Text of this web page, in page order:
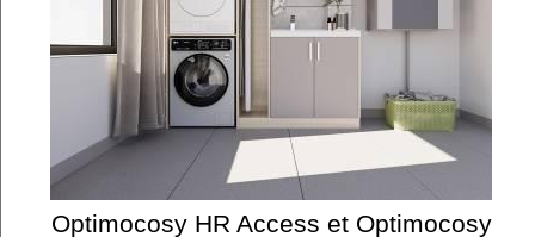
Optimocosy HR Access et Optimocosy